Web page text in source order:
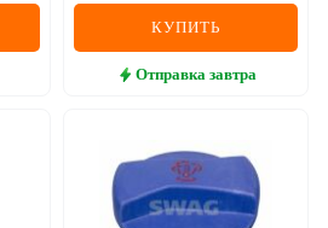
КУПИТЬ
Отправка завтра